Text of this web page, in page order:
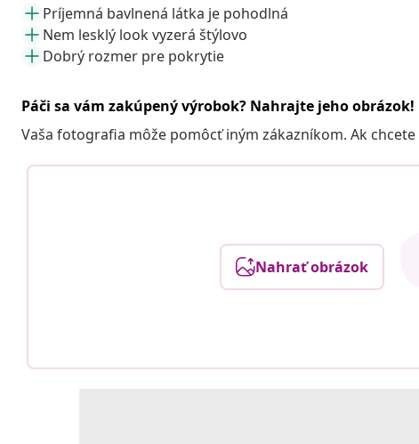
Príjemná bavlnená látka je pohodlná
Nem lesklý look vyzerá štýlovo
Dobrý rozmer pre pokrytie
Páči sa vám zakúpený výrobok? Nahrajte jeho obrázok!
Vaša fotografia môže pomôcť iným zákazníkom. Ak
Nahrať obrázok